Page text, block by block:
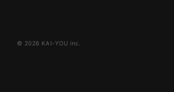
© 2026 KAI-YOU inc.